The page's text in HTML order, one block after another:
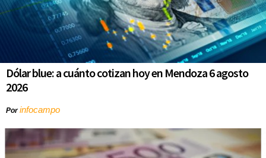
Dólar blue: a cuánto cotizan hoy en Mendoza 6 agosto
2026
Porinfocampo